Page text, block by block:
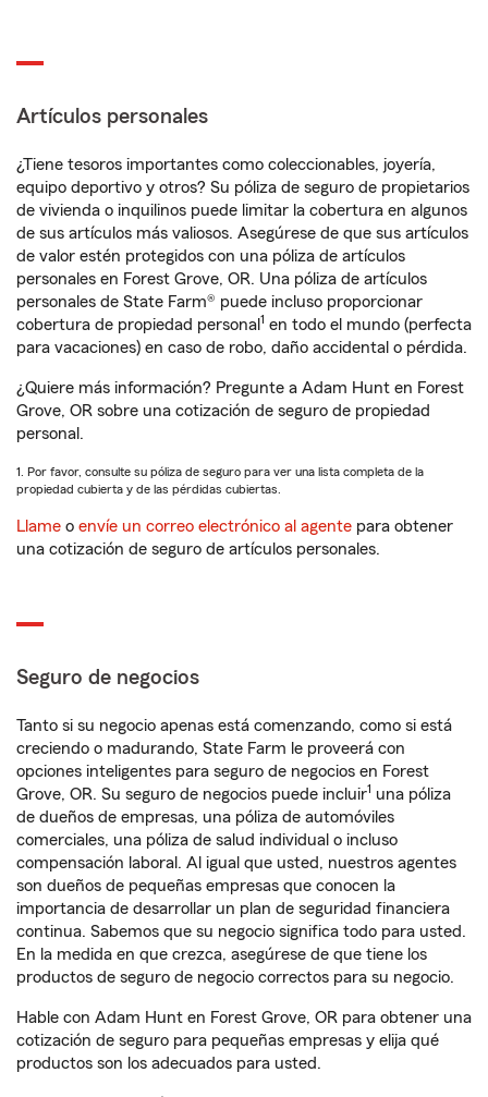
Artículos personales
¿Tiene tesoros importantes como coleccionables, joyería,
equipo deportivo y otros? Su póliza de seguro de propietarios
de vivienda o inquilinos puede limitar la cobertura en algunos
de sus artículos más valiosos. Asegúrese de que sus artículos
de valor estén protegidos con una póliza de artículos
personales en Forest Grove, OR. Una póliza de artículos
personales de State Farm® puede incluso proporcionar
cobertura de propiedad personal 1 en todo el mundo (perfecta
para vacaciones) en caso de robo, daño accidental o pérdida.
¿Quiere más información? Pregunte a Adam Hunt en Forest
Grove, OR sobre una cotización de seguro de propiedad
personal.
1. Por favor, consulte su póliza de seguro para ver una lista completa de la
propiedad cubierta y de las pérdidas cubiertas.
Llame o envíe un correo electrónico al agente para obtener
una cotización de seguro de artículos personales.
Seguro de negocios
Tanto si su negocio apenas está comenzando, como si está
creciendo o madurando, State Farm le proveerá con
opciones inteligentes para seguro de negocios en Forest
Grove, OR. Su seguro de negocios puede incluir1 una póliza
de dueños de empresas, una póliza de automóviles
comerciales, una póliza de salud individual o incluso
compensación laboral. Al igual que usted, nuestros agentes
son dueños de pequeñas empresas que conocen la
importancia de desarrollar un plan de seguridad financiera
continua. Sabemos que su negocio significa todo para usted.
En la medida en que crezca, asegúrese de que tiene los
productos de seguro de negocio correctos para su negocio.
Hable con Adam Hunt en Forest Grove, OR para obtener una
cotización de seguro para pequeñas empresas y elija qué
productos son los adecuados para usted.